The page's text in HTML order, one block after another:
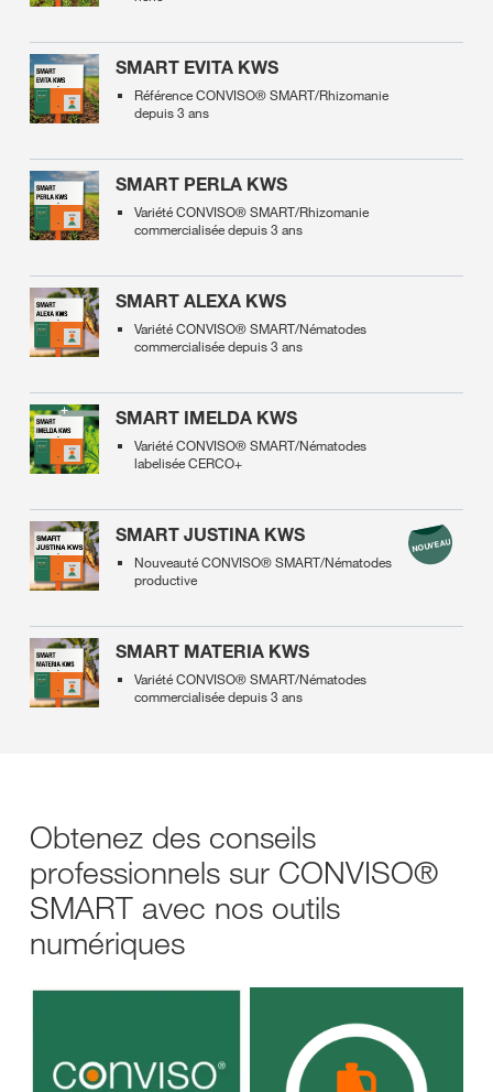
SMART EVITA KWS
Référence CONVISO® SMART/Rhizomanie
depuis 3 ans
SMART PERLA KWS
Variété CONVISO® SMART/Rhizomanie
commercialisée depuis 3 ans
SMART ALEXA KWS
Variété CONVISO® SMART/Nématodes
commercialisée depuis 3 ans
SMART IMELDA KWS
Variété CONVISO® SMART/Nématodes
labelisée CERCO+
SMART JUSTINA KWS
Nouveauté CONVISO® SMART/Nématodes
productive
SMART MATERIA KWS
Variété CONVISO® SMART/Nématodes
commercialisée depuis 3 ans
Obtenez des conseils
professionnels sur CONVISO®
SMART avec nos outils
numériques